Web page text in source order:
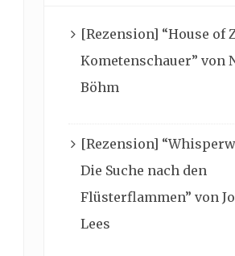
[Rezension] “House of
Kometenschauer” von
Böhm
[Rezension]
Die Suche nach den
Flüsterflammen” von
Lees